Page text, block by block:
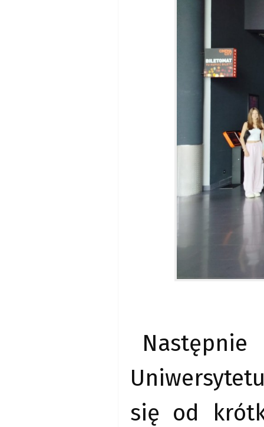
się od